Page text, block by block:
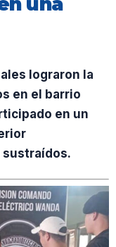
lograron la
en el barrio
en un